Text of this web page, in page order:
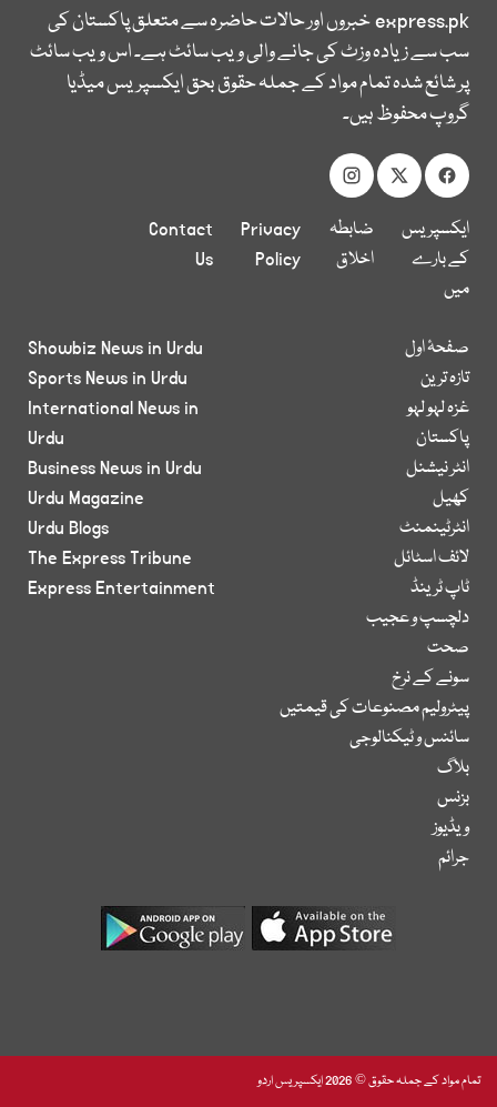
express.pkخبروں اور حالات حاضرہ سے متعلق پاکستان کی
سب سے زیادہ وزٹ کی جانے والی ویب سائٹ ہے۔ اس ویب سائٹ
پر شائع شدہ تمام مواد کے جملہ حقوق بحق ایکسپریس میڈیا
گروپ محفوظ ہیں۔
ایکسپریس
کے بارے
میں
ضابطہ
اخلاق
Privacy
Policy
Contact
Us
صفحۂ اول
تازہ ترین
غزہ لہو لہو
پاکستان
انٹر نیشنل
کھیل
انٹرٹینمنٹ
لائف اسٹائل
ٹاپ ٹرینڈ
دلچسپ و عجیب
صحت
سونے کے نرخ
پیٹرولیم مصنوعات کی قیمتیں
سائنس و ٹیکنالوجی
بلاگ
بزنس
ویڈیوز
جرائم
Showbiz News in Urdu
Sports News in Urdu
International News in
Urdu
Business News in Urdu
Urdu Magazine
Urdu Blogs
The Express Tribune
Express Entertainment
تمام مواد کے جملہ حقوق © 2026 ایکسپریس اردو